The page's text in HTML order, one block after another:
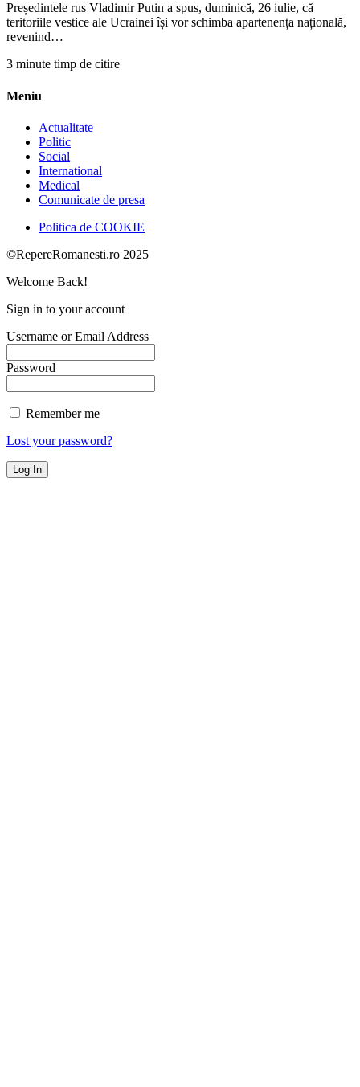
Președintele rus Vladimir Putin a spus, duminică, 26 iulie, că
teritoriile vestice ale Ucrainei își vor schimba apartenența națională,
revenind…
3 minute timp de citire
Meniu
Actualitate
Politic
Social
International
Medical
Comunicate de presa
Politica de COOKIE
©RepereRomanesti.ro 2025
Welcome Back!
Sign in to your account
Username or Email Address
Password
Remember me
Lost your password?